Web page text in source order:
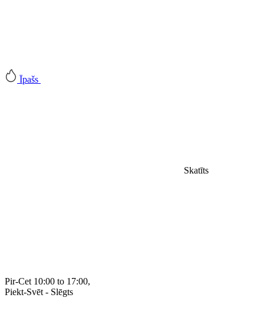
Īpašs
Skatīts
Pir-Cet 10:00 to 17:00,
Piekt-Svēt - Slēgts